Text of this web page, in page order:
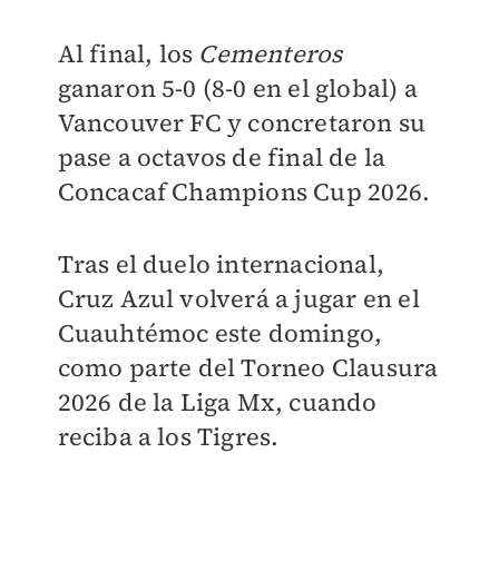
Al final, los Cementeros
ganaron 5-0 (8-0 en el global) a
Vancouver FC y concretaron su
pase a octavos de final de la
Concacaf Champions Cup 2026.
Tras el duelo internacional,
Cruz Azul volverá a jugar en el
Cuauhtémoc este domingo,
como parte del Torneo Clausura
2026 de la Liga Mx, cuando
reciba a los Tigres.